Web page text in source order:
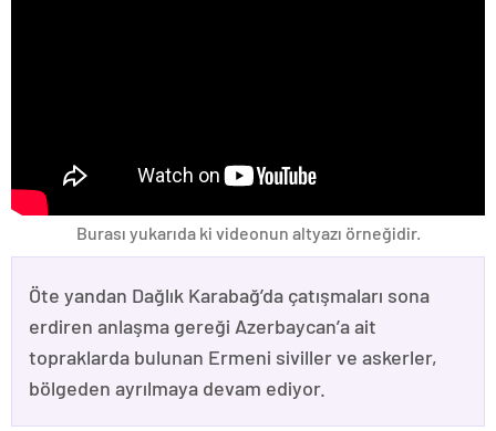
Burası yukarıda ki videonun altyazı örneğidir.
Öte yandan Dağlık Karabağ’da çatışmaları sona
erdiren anlaşma gereği Azerbaycan’a ait
topraklarda bulunan Ermeni siviller ve askerler,
bölgeden ayrılmaya devam ediyor.